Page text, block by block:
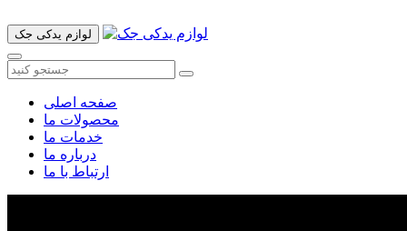
لوازم یدکی جک
صفحه اصلی
محصولات ما
خدمات ما
درباره ما
ارتباط با ما